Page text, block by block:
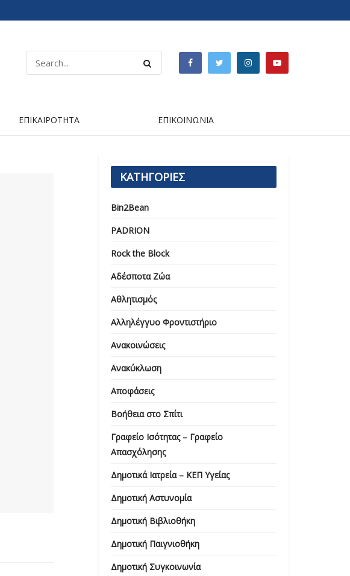
ΕΠΙΚΑΙΡΟΤΗΤΑ ΕΠΙΚΟΙΝΩΝΙΑ
ΚΑΤΗΓΟΡΙΕΣ
Bin2Bean
PADRION
Rock the Block
Αδέσποτα Ζώα
Αθλητισμός
Αλληλέγγυο Φροντιστήριο
Ανακοινώσεις
Ανακύκλωση
Αποφάσεις
Βοήθεια στο Σπίτι
Γραφείο Ισότητας – Γραφείο
Απασχόλησης
Δημοτικά Ιατρεία – ΚΕΠ Υγείας
Δημοτική Αστυνομία
Δημοτική Βιβλιοθήκη
Δημοτική Παιγνιοθήκη
Δημοτική Συγκοινωνία